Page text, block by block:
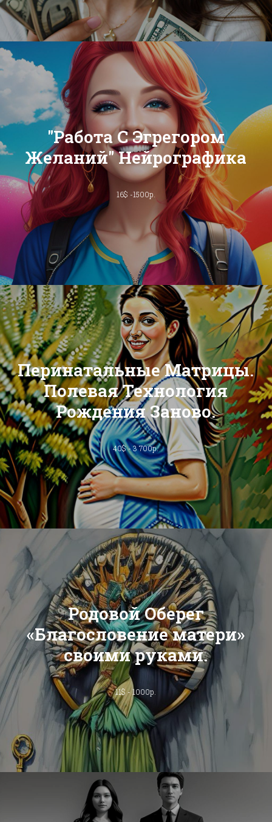
"Работа С Эгрегором
Желаний" Нейрографика
16$ -1500р.
Перинатальные Матрицы.
Полевая Технология
Рождения Заново.
40$ - 3 700р.
Родовой Оберег
«Благословение матери»
своими руками.
11$ - 1000р.